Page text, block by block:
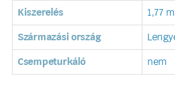
Kiszerelés 1,77
Származási ország
Csempeturkáló nem